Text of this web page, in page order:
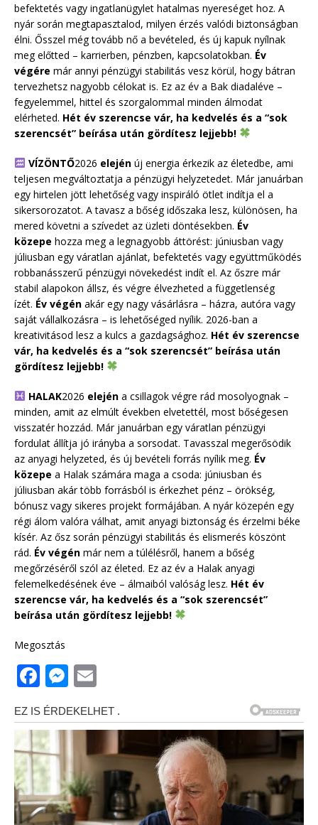
befektetés vagy ingatlanügylet hatalmas nyereséget hoz. A
nyár során megtapasztalod, milyen érzés valódi biztonságban
élni. Ősszel még tovább nő a bevételed, és új kapuk nyílnak
meg előtted – karrierben, pénzben, kapcsolatokban. Év
végére már annyi pénzügyi stabilitás vesz körül, hogy bátran
tervezhetsz nagyobb célokat is. Ez az év a Bak diadaléve –
fegyelemmel, hittel és szorgalommal minden álmodat
elérheted. Hét év szerencse vár, ha kedvelés és a “sok
szerencsét” beírása után gördítesz lejjebb!
VÍZÖNTŐ2026 elejénúj energia érkezik az életedbe, ami
teljesen megváltoztatja a pénzügyi helyzetedet. Már januárban
egy hirtelen jött lehetőség vagy inspiráló ötlet indítja el a
sikersorozatot. A tavasz a bőség időszaka lesz, különösen, ha
mered követni a szívedet az üzleti döntésekben. Év
közepe hozza meg a legnagyobb áttörést: júniusban vagy
júliusban egy váratlan ajánlat, befektetés vagy együttműködés
robbanásszerű pénzügyi növekedést indít el. Az őszre már
stabil alapokon állsz, és végre élvezheted a függetlenség
ízét. Év végén akár egy nagy vásárlásra – házra, autóra vagy
saját vállalkozásra – is lehetőséged nyílik. 2026-ban a
kreativitásod lesz a kulcs a gazdagsághoz. Hét év szerencse
vár, ha kedvelés és a “sok szerencsét” beírása után
gördítesz lejjebb!
HALAK2026 elejéna csillagok végre rád mosolyognak –
minden, amit az elmúlt években elvetettél, most bőségesen
visszatér hozzád. Már januárban egy váratlan pénzügyi
fordulat állítja jó irányba a sorsodat. Tavasszal megerősödik
az anyagi helyzeted, és új bevételi forrás nyílik meg. Év
közepe a Halak számára maga a csoda: júniusban és
júliusban akár több forrásból is érkezhet pénz – örökség,
bónusz vagy sikeres projekt formájában. A nyár közepén egy
régi álom valóra válhat, amit anyagi biztonság és érzelmi béke
kísér. Az ősz során pénzügyi stabilitás és elismerés köszönt
rád. Év végén már nem a túlélésről, hanem a bőség
megőrzéséről szól az életed. Ez az év a Halak anyagi
felemelkedésének éve – álmaiból valóság lesz. Hét év
szerencse vár, ha kedvelés és a “sok szerencsét”
beírása után gördítesz lejjebb!
Megosztás
F
a
c
e
b
o
o
M
ss
e
n
g
e
ai